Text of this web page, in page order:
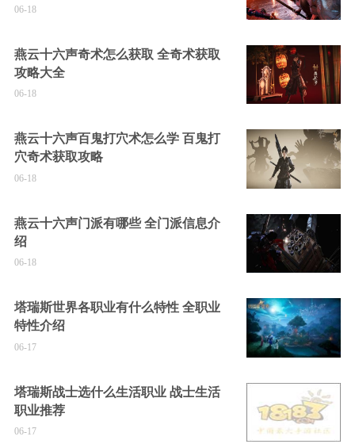
06-18
燕云十六声奇术怎么获取 全奇术获取
攻略大全
06-18
燕云十六声百鬼打穴术怎么学 百鬼打
穴奇术获取攻略
06-18
燕云十六声门派有哪些 全门派信息介
绍
06-18
塔瑞斯世界各职业有什么特性 全职业
特性介绍
06-17
塔瑞斯战士选什么生活职业 战士生活
职业推荐
06-17